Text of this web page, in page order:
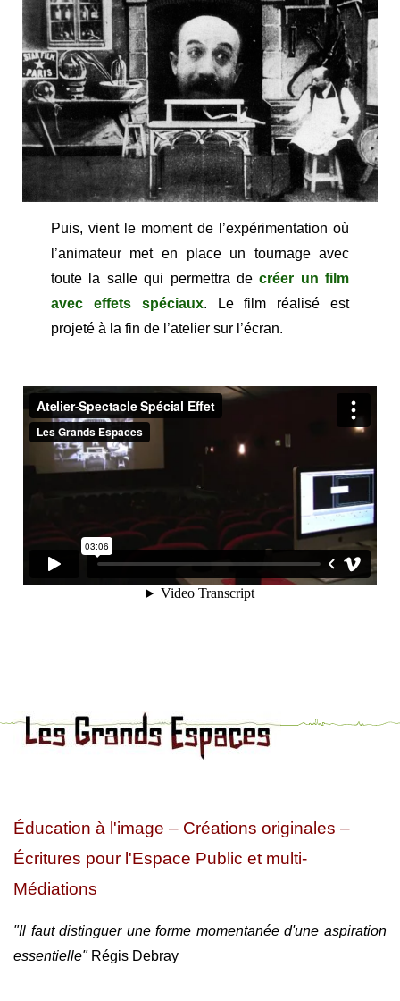
Puis, vient le moment de l’expérimentation où
l’animateur met en place un tournage avec
toute la salle qui permettra decréer un film
avec effets spéciaux. Le film réalisé est
projeté à la fin de l’atelier sur l’écran.
Éducation à l'image – Créations originales –
Écritures pour l'Espace Public et multi-
Médiations
"Il faut distinguer une forme momentanée d'une aspiration
essentielle"Régis Debray